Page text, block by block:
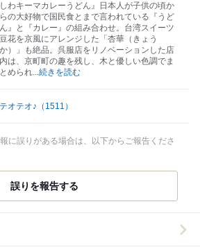
しわキーマカレーうどん』日本人が子供の頃か
らの大好物で国民食とまで言われている『うど
ん』と『カレー』の組み合わせ。台湾スイーツ
豆花を京風にアレンジした「杏華（きょう
か）」も絶品。呉服店をリノベーションした店
内は、京町町の趣を残し、木と優しい色調でま
とめられ...続きを読む
テオテオ♪ （1511）
に誤りがある場合は、以下からご報告くださ
誤りを報告する